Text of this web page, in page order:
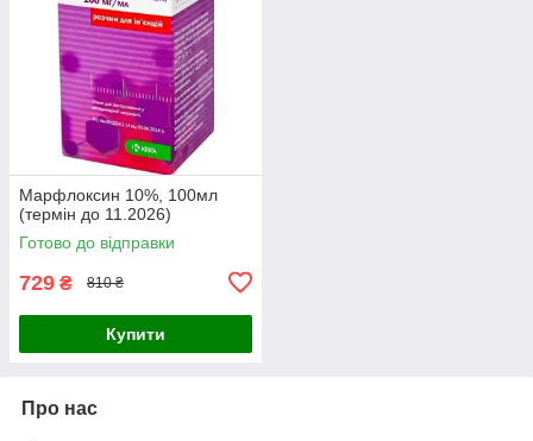
Марфлоксин 10%, 100мл
(термін до 11.2026)
Готово до відправки
729 ₴ 810 ₴
Купити
Про нас